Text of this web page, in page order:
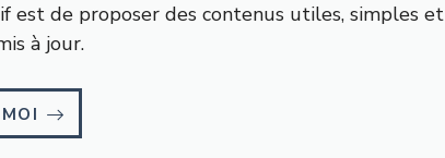
est de proposer des contenus utiles, simples et
à jour.